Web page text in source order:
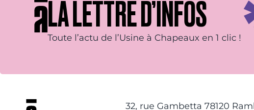
LA LETTRE D’INFOS
Toute l’actu de l’Usine à Chapeaux en 1 clic !
32, rue Gambetta 78120